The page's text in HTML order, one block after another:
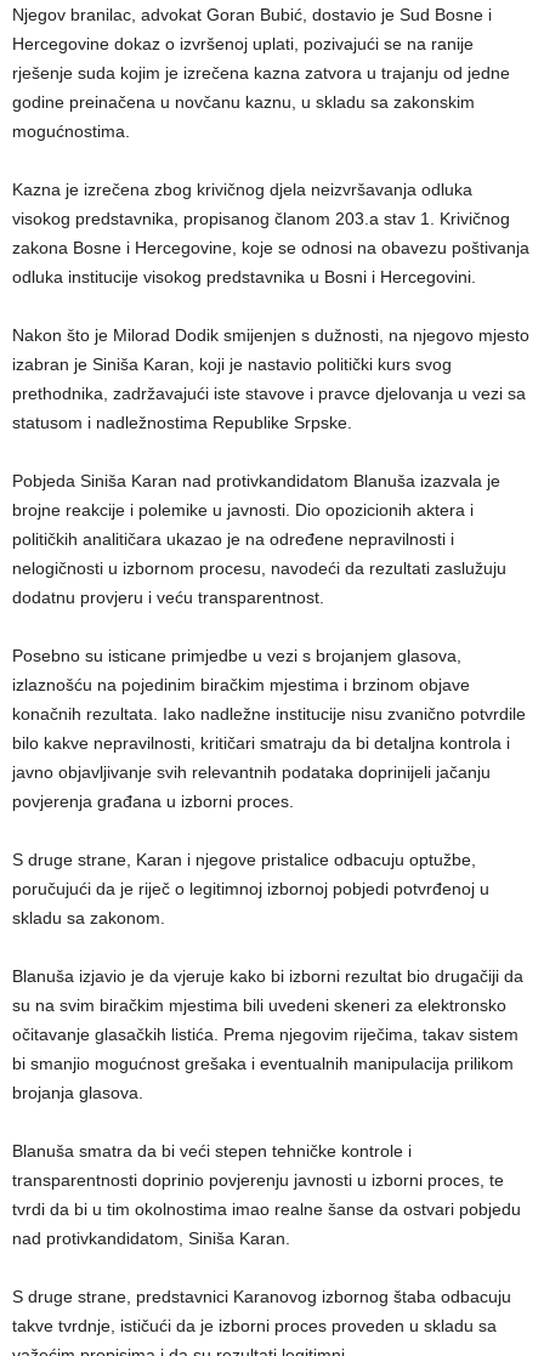
Njegov branilac, advokat Goran Bubić, dostavio je Sud Bosne i
Hercegovine dokaz o izvršenoj uplati, pozivajući se na ranije
rješenje suda kojim je izrečena kazna zatvora u trajanju od jedne
godine preinačena u novčanu kaznu, u skladu sa zakonskim
mogućnostima.
Kazna je izrečena zbog krivičnog djela neizvršavanja odluka
visokog predstavnika, propisanog članom 203.a stav 1. Krivičnog
zakona Bosne i Hercegovine, koje se odnosi na obavezu poštivanja
odluka institucije visokog predstavnika u Bosni i Hercegovini.
Nakon što je Milorad Dodik smijenjen s dužnosti, na njegovo mjesto
izabran je Siniša Karan, koji je nastavio politički kurs svog
prethodnika, zadržavajući iste stavove i pravce djelovanja u vezi sa
statusom i nadležnostima Republike Srpske.
Pobjeda Siniša Karan nad protivkandidatom Blanuša izazvala je
brojne reakcije i polemike u javnosti. Dio opozicionih aktera i
političkih analitičara ukazao je na određene nepravilnosti i
nelogičnosti u izbornom procesu, navodeći da rezultati zaslužuju
dodatnu provjeru i veću transparentnost.
Posebno su isticane primjedbe u vezi s brojanjem glasova,
izlaznošću na pojedinim biračkim mjestima i brzinom objave
konačnih rezultata. Iako nadležne institucije nisu zvanično potvrdile
bilo kakve nepravilnosti, kritičari smatraju da bi detaljna kontrola i
javno objavljivanje svih relevantnih podataka doprinijeli jačanju
povjerenja građana u izborni proces.
S druge strane, Karan i njegove pristalice odbacuju optužbe,
poručujući da je riječ o legitimnoj izbornoj pobjedi potvrđenoj u
skladu sa zakonom.
Blanuša izjavio je da vjeruje kako bi izborni rezultat bio drugačiji da
su na svim biračkim mjestima bili uvedeni skeneri za elektronsko
očitavanje glasačkih listića. Prema njegovim riječima, takav sistem
bi smanjio mogućnost grešaka i eventualnih manipulacija prilikom
brojanja glasova.
Blanuša smatra da bi veći stepen tehničke kontrole i
transparentnosti doprinio povjerenju javnosti u izborni proces, te
tvrdi da bi u tim okolnostima imao realne šanse da ostvari pobjedu
nad protivkandidatom, Siniša Karan.
S druge strane, predstavnici Karanovog izbornog štaba odbacuju
takve tvrdnje, ističući da je izborni proces proveden u skladu sa